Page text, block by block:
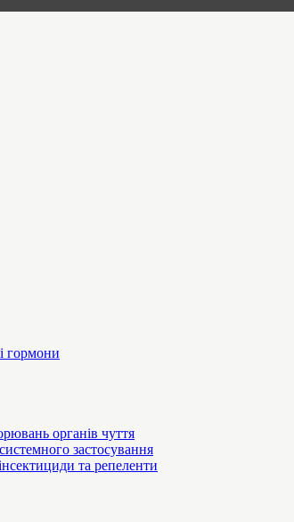
гормони
органів чуття
застосування
та репеленти